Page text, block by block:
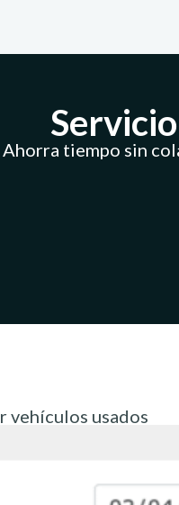
Ahorra tiempo sin
vehículos usados